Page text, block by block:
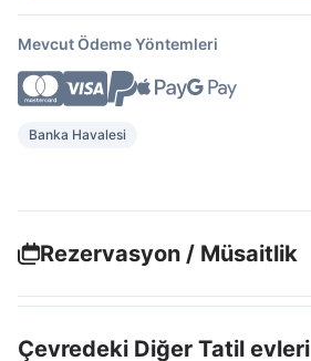
Mevcut Ödeme Yöntemleri
Banka Havalesi
Rezervasyon / Müsaitlik
Çevredeki Diğer Tatil evleri